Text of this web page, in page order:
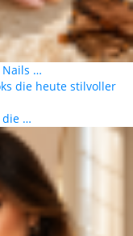
Nails …
die …